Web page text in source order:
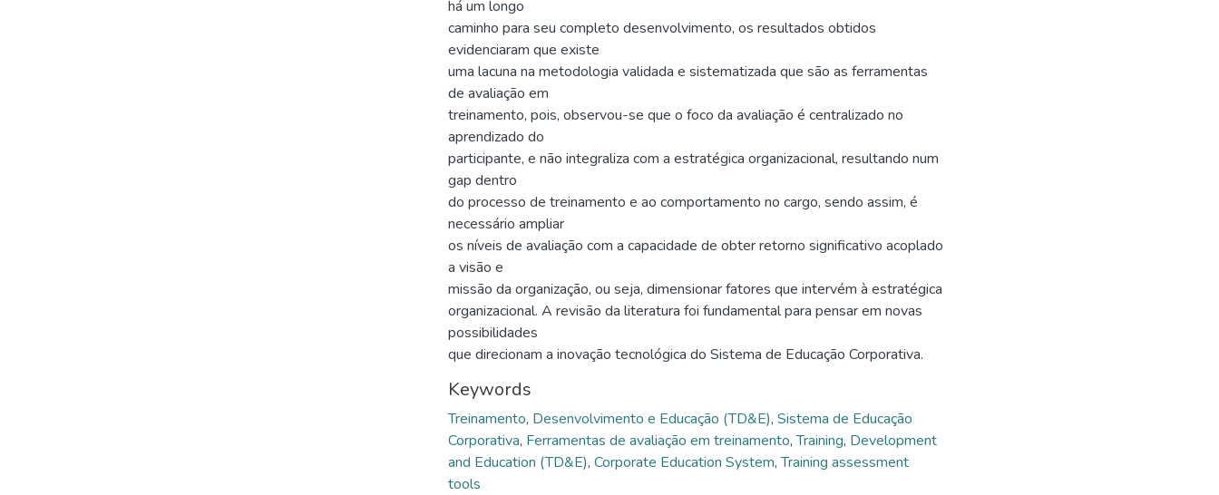
há um longo
caminho para seu completo desenvolvimento, os resultados obtidos
evidenciaram que existe
uma lacuna na metodologia validada e sistematizada que são as ferramentas
de avaliação em
treinamento, pois, observou-se que o foco da avaliação é centralizado no
aprendizado do
participante, e não integraliza com a estratégica organizacional, resultando num
gap dentro
do processo de treinamento e ao comportamento no cargo, sendo assim, é
necessário ampliar
os níveis de avaliação com a capacidade de obter retorno significativo acoplado
a visão e
missão da organização, ou seja, dimensionar fatores que intervém à estratégica
organizacional. A revisão da literatura foi fundamental para pensar em novas
possibilidades
que direcionam a inovação tecnológica do Sistema de Educação Corporativa.
Keywords
Treinamento, Desenvolvimento e Educação (TD&E), Sistema de Educação
Corporativa, Ferramentas de avaliação em treinamento,Training, Development
and Education (TD&E), Corporate Education System,Training assessment
tools